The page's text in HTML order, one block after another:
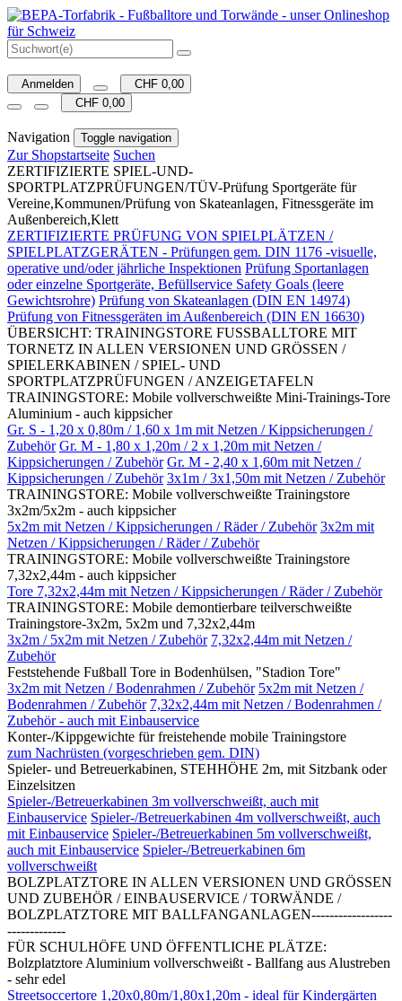
Anmelden
CHF 0,00
CHF 0,00
Navigation Toggle navigation
Zur Shopstartseite Suchen
ZERTIFIZIERTE SPIEL-UND-
SPORTPLATZPRÜFUNGEN/TÜV-Prüfung Sportgeräte für
Vereine,Kommunen/Prüfung von Skateanlagen, Fitnessgeräte im
Außenbereich,Klett
ZERTIFIZIERTE PRÜFUNG VON SPIELPLÄTZEN /
SPIELPLATZGERÄTEN - Prüfungen gem. DIN 1176 -visuelle,
operative und/oder jährliche Inspektionen Prüfung Sportanlagen
oder einzelne Sportgeräte, Befüllservice Safety Goals (leere
Gewichtsrohre) Prüfung von Skateanlagen (DIN EN 14974)
Prüfung von Fitnessgeräten im Außenbereich (DIN EN 16630)
ÜBERSICHT: TRAININGSTORE FUSSBALLTORE MIT
TORNETZ IN ALLEN VERSIONEN UND GRÖSSEN /
SPIELERKABINEN / SPIEL- UND
SPORTPLATZPRÜFUNGEN / ANZEIGETAFELN
TRAININGSTORE: Mobile vollverschweißte Mini-Trainings-Tore
Aluminium - auch kippsicher
Gr. S - 1,20 x 0,80m / 1,60 x 1m mit Netzen / Kippsicherungen /
Zubehör Gr. M - 1,80 x 1,20m / 2 x 1,20m mit Netzen /
Kippsicherungen / Zubehör Gr. M - 2,40 x 1,60m mit Netzen /
Kippsicherungen / Zubehör 3x1m / 3x1,50m mit Netzen / Zubehör
TRAININGSTORE: Mobile vollverschweißte Trainingstore
3x2m/5x2m - auch kippsicher
5x2m mit Netzen / Kippsicherungen / Räder / Zubehör 3x2m mit
Netzen / Kippsicherungen / Räder / Zubehör
TRAININGSTORE: Mobile vollverschweißte Trainingstore
7,32x2,44m - auch kippsicher
Tore 7,32x2,44m mit Netzen / Kippsicherungen / Räder / Zubehör
TRAININGSTORE: Mobile demontierbare teilverschweißte
Trainingstore-3x2m, 5x2m und 7,32x2,44m
3x2m / 5x2m mit Netzen / Zubehör 7,32x2,44m mit Netzen /
Zubehör
Feststehende Fußball Tore in Bodenhülsen, "Stadion Tore"
3x2m mit Netzen / Bodenrahmen / Zubehör 5x2m mit Netzen /
Bodenrahmen / Zubehör 7,32x2,44m mit Netzen / Bodenrahmen /
Zubehör - auch mit Einbauservice
Konter-/Kippgewichte für freistehende mobile Trainingstore
zum Nachrüsten (vorgeschrieben gem. DIN)
Spieler- und Betreuerkabinen, STEHHÖHE 2m, mit Sitzbank oder
Einzelsitzen
Spieler-/Betreuerkabinen 3m vollverschweißt, auch mit
Einbauservice Spieler-/Betreuerkabinen 4m vollverschweißt, auch
mit Einbauservice Spieler-/Betreuerkabinen 5m vollverschweißt,
auch mit Einbauservice Spieler-/Betreuerkabinen 6m
vollverschweißt
BOLZPLATZTORE IN ALLEN VERSIONEN UND GRÖSSEN
UND ZUBEHÖR / EINBAUSERVICE / TORWÄNDE /
BOLZPLATZTORE MIT BALLFANGANLAGEN------------------
-------------
FÜR SCHULHÖFE UND ÖFFENTLICHE PLÄTZE:
Bolzplatztore Aluminium vollverschweißt - Ballfang aus Alustreben
- sehr edel
Streetsoccertore 1,20x0,80m/1,80x1,20m - ideal für Kindergärten